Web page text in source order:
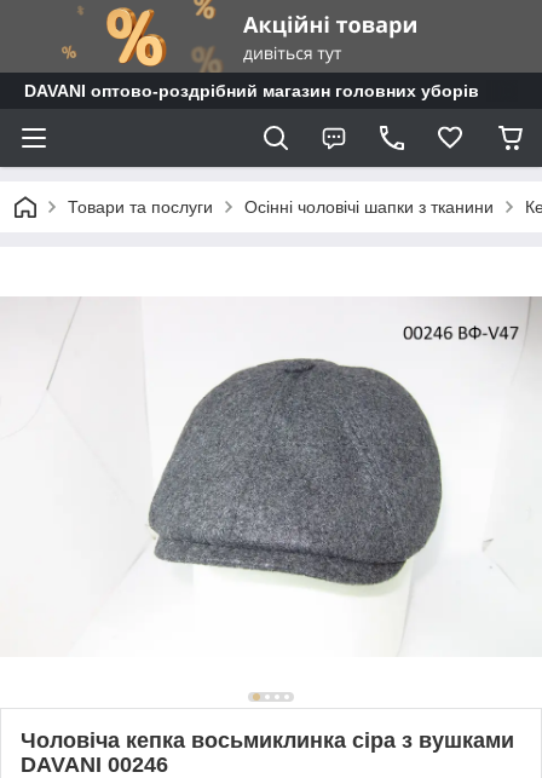
DAVANI оптово-роздрібний магазин головних уборів
Товари та послуги Осінні чоловічі шапки з тканини
Чоловіча кепка восьмиклинка сіра з вушками
DAVANI 00246